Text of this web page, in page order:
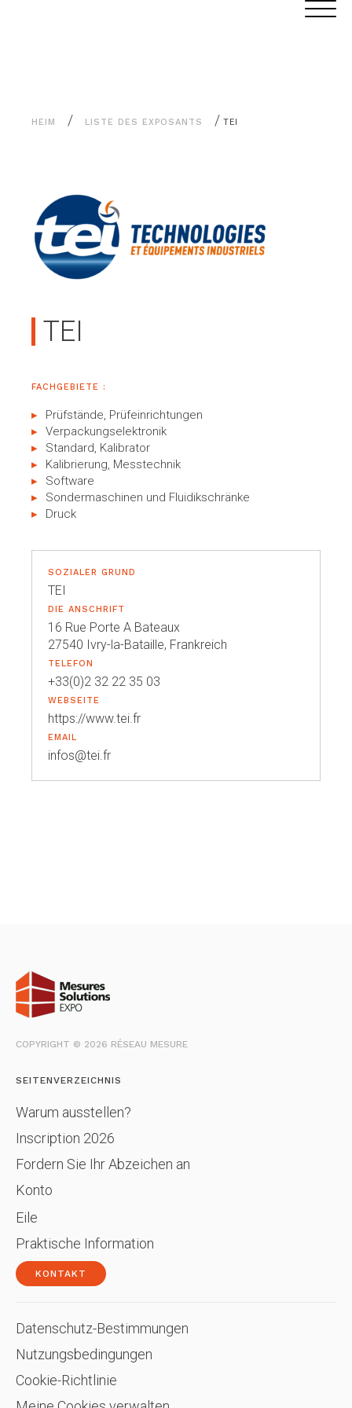
HEIM / LISTE DES EXPOSANTS / TEI
TEI
FACHGEBIETE :
Prüfstände, Prüfeinrichtungen
Verpackungselektronik
Standard, Kalibrator
Kalibrierung, Messtechnik
Software
Sondermaschinen und Fluidikschränke
Druck
SOZIALER GRUND
TEI
DIE ANSCHRIFT
16 Rue Porte A Bateaux
27540 Ivry-la-Bataille, Frankreich
TELEFON
+33(0)2 32 22 35 03
WEBSEITE
https://www.tei.fr
EMAIL
infos@tei.fr
COPYRIGHT © 2026 RÉSEAU MESURE
SEITENVERZEICHNIS
Warum ausstellen?
Inscription 2026
Fordern Sie Ihr Abzeichen an
Konto
Eile
Praktische Information
KONTAKT
Datenschutz-Bestimmungen
Nutzungsbedingungen
Cookie-Richtlinie